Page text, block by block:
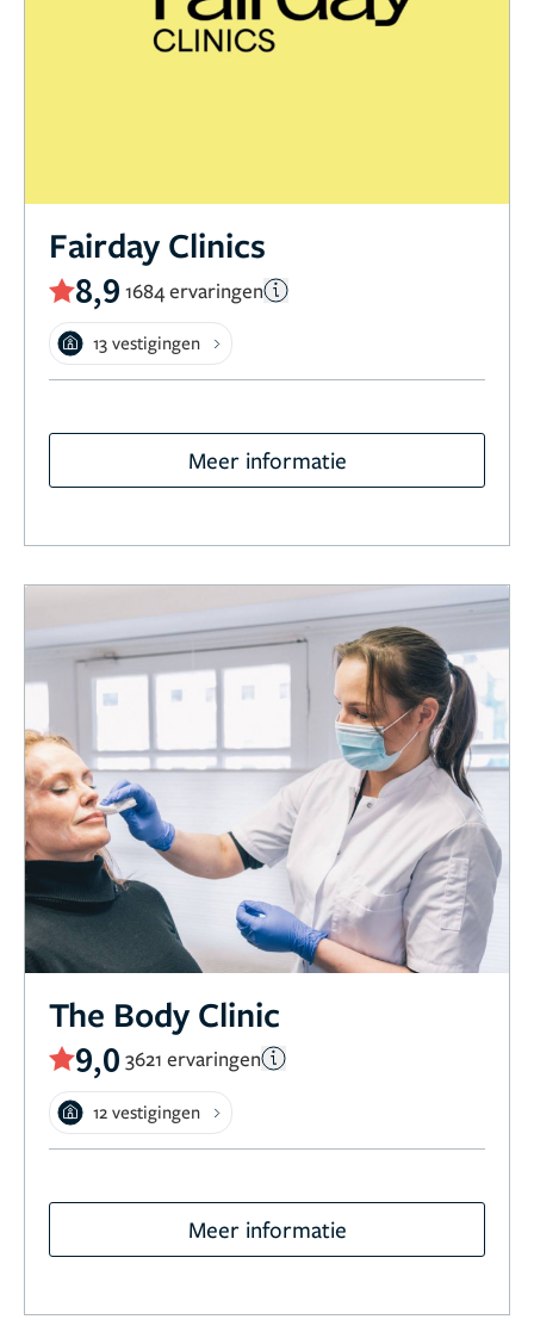
Fairday Clinics
8,9 1684 ervaringen
13 vestigingen
Meer informatie
The Body Clinic
9,0 3621 ervaringen
12 vestigingen
Meer informatie